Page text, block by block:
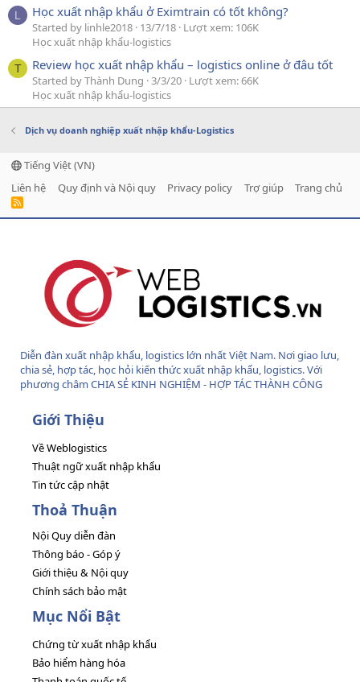
L Học xuất nhập khẩu ở Eximtrain có tốt không?
Started by linhle2018 13/7/18 Lượt xem: 106K
Học xuất nhập khẩu-logistics
T Review học xuất nhập khẩu – logistics online ở đâu tốt
Started by Thành Dung 3/3/20 Lượt xem: 66K
Học xuất nhập khẩu-logistics
Dịch vụ doanh nghiệp xuất nhập khẩu-Logistics
Tiếng Việt (VN)
Liên hệ
Quy định và Nội quy Privacy policy Trợ giúp Trang chủ
R
Diễn đàn xuất nhập khẩu, logistics lớn nhất Việt Nam. Nơi giao lưu,
chia sẻ, hợp tác, học hỏi kiến thức xuất nhập khẩu, logistics. Với
phương châm CHIA SẺ KINH NGHIỆM - HỢP TÁC THÀNH CÔNG
Giới Thiệu
Về Weblogistics
Thuật ngữ xuất nhập khẩu
Tin tức cập nhật
Thoả Thuận
Nội Quy diễn đàn
Thông báo - Góp ý
Giới thiệu & Nội quy
Chính sách bảo mật
Mục Nổi Bật
Chứng từ xuất nhập khẩu
Bảo hiểm hàng hóa